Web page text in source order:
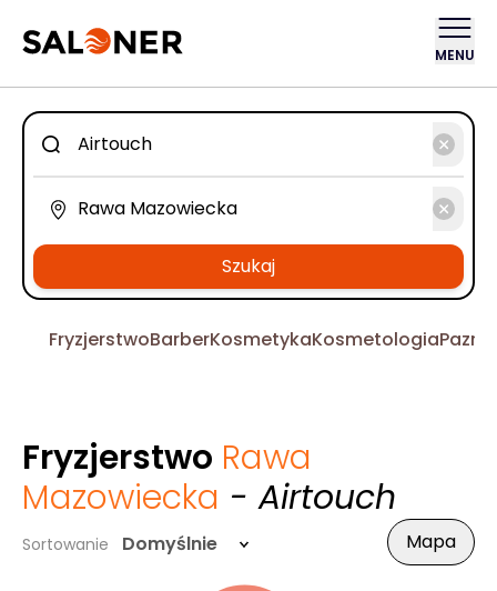
MENU
Szukaj
FryzjerstwoBarberKosmetykaKosmetologia
Fryzjerstwo Rawa
Mazowiecka - Airtouch
Sortowanie Domyślnie Mapa